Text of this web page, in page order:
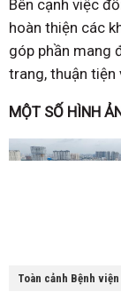
Bên cạnh việc
hoàn thiện các
góp phần mang
trang, thuận tiện
MỘT SỐ HÌNH
Toàn cảnh Bệnh